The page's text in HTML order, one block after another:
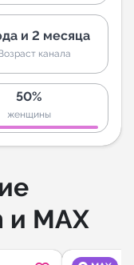
и 2 месяца
канала
50%
женщины
и MAX